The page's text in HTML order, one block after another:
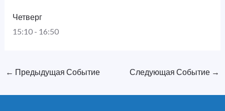
Четверг
15:10- 16:50
← Предыдущая Событие Следующая Событие →